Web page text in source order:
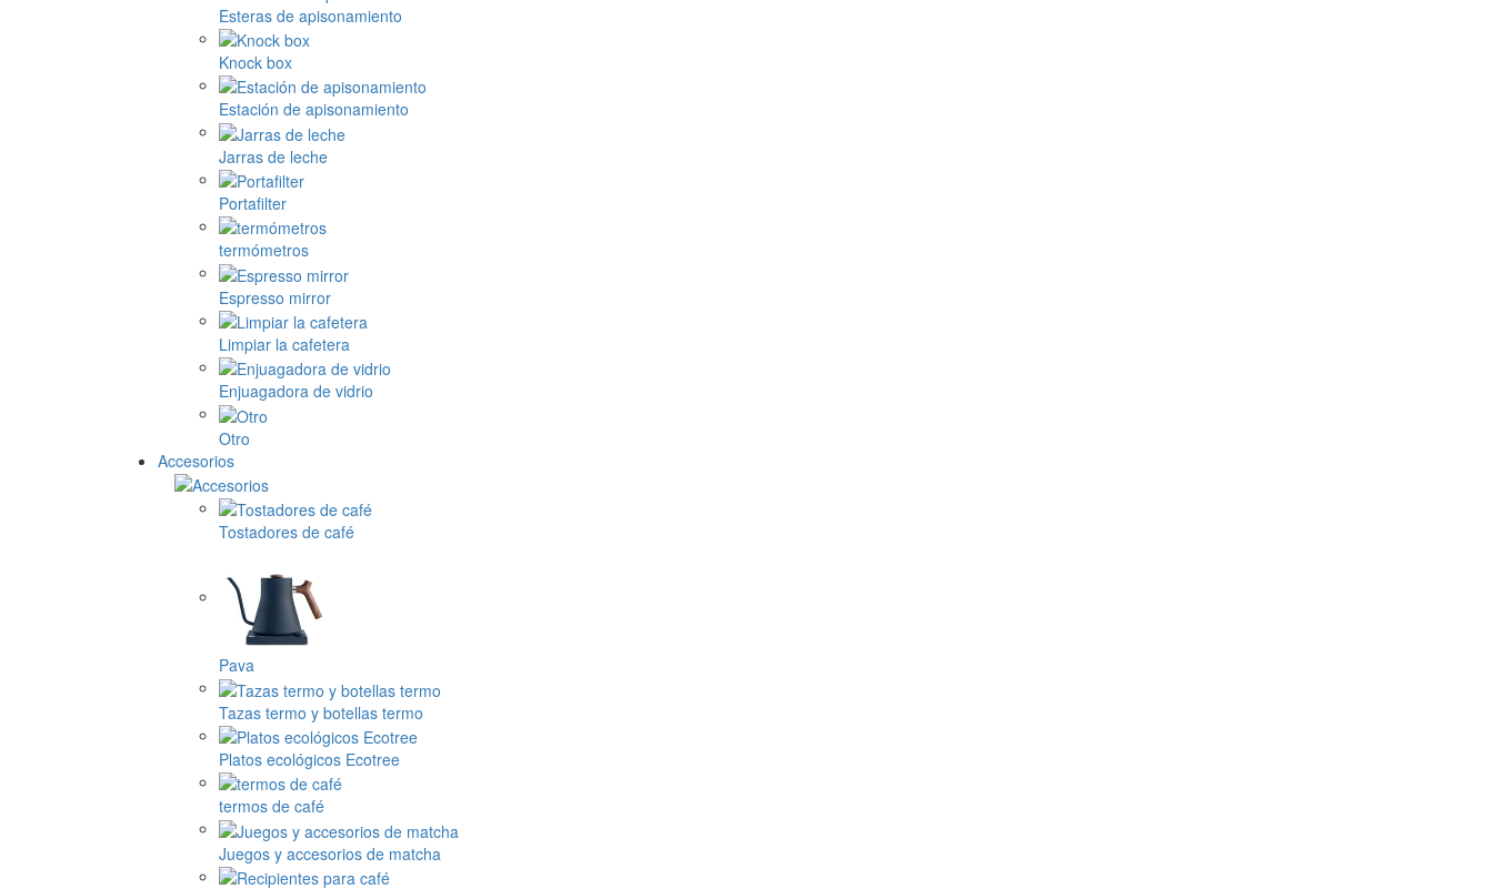
Esteras de apisonamiento
Knock box
Estación de apisonamiento
Jarras de leche
Portafilter
termómetros
Espresso mirror
Limpiar la cafetera
Enjuagadora de vidrio
Otro
Accesorios
Tostadores de café
Pava
Tazas termo y botellas termo
Platos ecológicos Ecotree
termos de café
Juegos y accesorios de matcha